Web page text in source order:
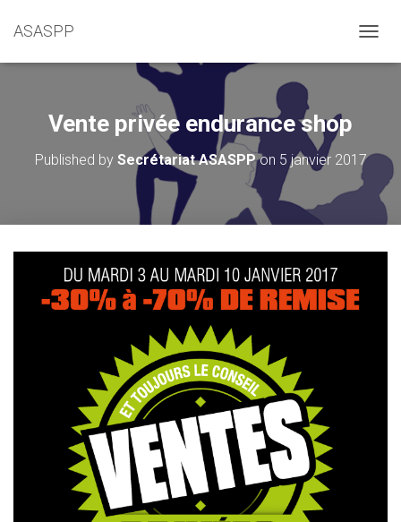
ASASPP
Vente privée endurance shop
Published by Secrétariat ASASPPon 5 janvier 2017